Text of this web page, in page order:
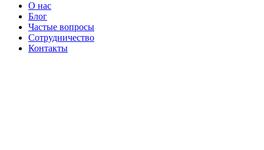
О нас
Блог
Частые вопросы
Сотрудничество
Контакты